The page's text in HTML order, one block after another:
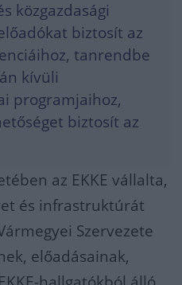
közgazdasági
biztosít az
tanrendbe
kívüli
programjaihoz,
biztosít az
az EKKE vállalta,
és infrastruktúrát
Szervezete
előadásainak,